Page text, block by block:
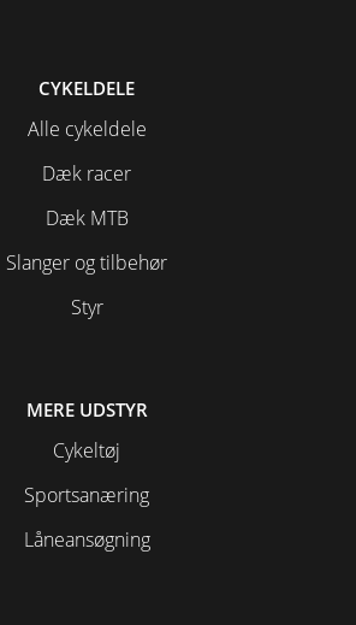
CYKELDELE
Alle cykeldele
Dæk racer
Dæk MTB
Slanger og tilbehør
Styr
MERE UDSTYR
Cykeltøj
Sportsanæring
Låneansøgning